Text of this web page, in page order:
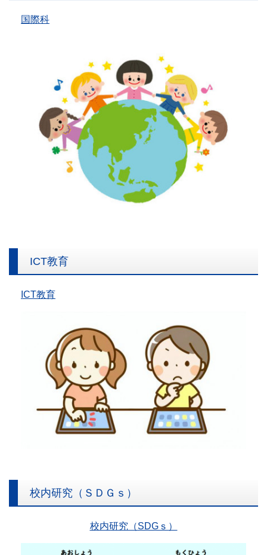
国際科
ICT教育
ICT教育
校内研究（ＳＤＧｓ）
校内研究（SDGｓ）